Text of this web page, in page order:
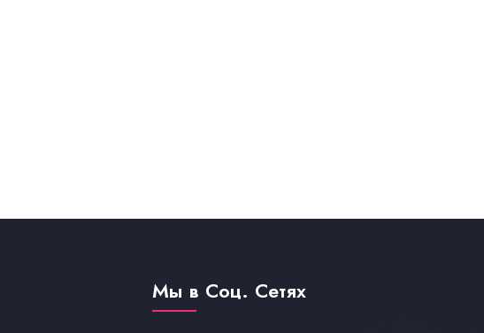
Мы в Соц. Сетях